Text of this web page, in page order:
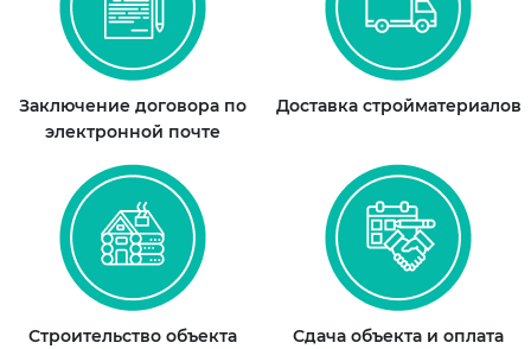
Заключение договора по
электронной почте
Доставка стройматериалов
Строительство объекта
Сдача объекта и оплата